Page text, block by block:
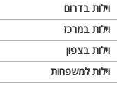
וילות בדרום
וילות במרכז
וילות בצפון
וילות למשפחות